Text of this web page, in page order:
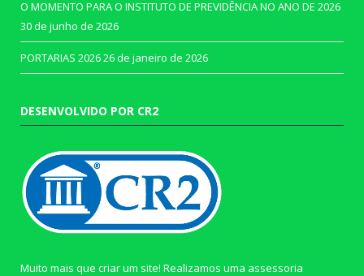
O MOMENTO PARA O INSTITUTO DE PREVIDÊNCIA NO ANO DE 2026
30 de junho de 2026
PORTARIAS 202626 de janeiro de 2026
DESENVOLVIDO POR CR2
Muito mais que criar um site! Realizamos uma assessoria